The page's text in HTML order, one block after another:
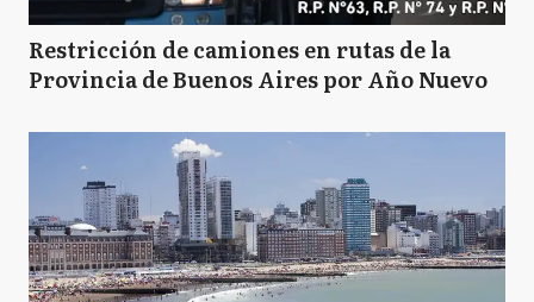
Restricción de camiones en rutas de la
Provincia de Buenos Aires por Año Nuevo